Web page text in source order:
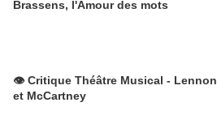
Brassens, l'Amour des mots
👁️ Critique Théâtre Musical - Lennon
et McCartney